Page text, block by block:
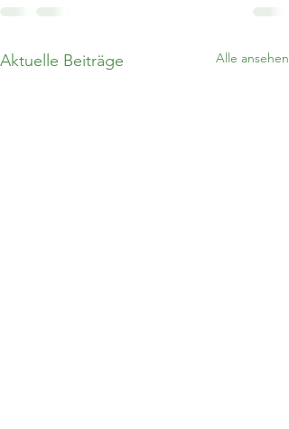
Aktuelle Beiträge Alle ansehen